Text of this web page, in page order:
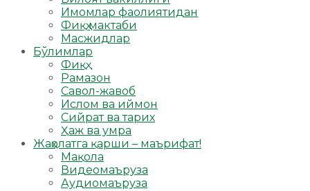
Имомлар фаолиятидан
Фиқҳ мактаби
Масжидлар
Бўлимлар
Фиқҳ
Рамазон
Савол-жавоб
Ислом ва иймон
Сийрат ва тарих
Ҳаж ва умра
Жаҳолатга қарши – маърифат!
Мақола
Видеомаъруза
Аудиомаъруза